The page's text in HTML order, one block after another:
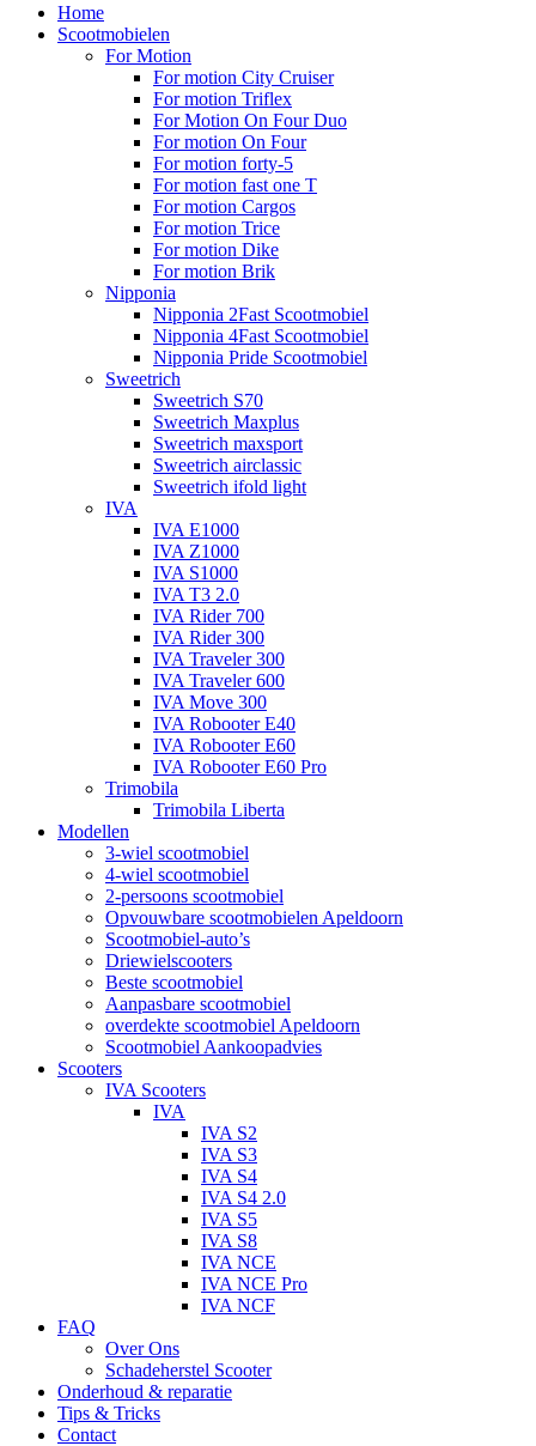
Home
Scootmobielen
For Motion
For motion City Cruiser
For motion Triflex
For Motion On Four Duo
For motion On Four
For motion forty-5
For motion fast one T
For motion Cargos
For motion Trice
For motion Dike
For motion Brik
Nipponia
Nipponia 2Fast Scootmobiel
Nipponia 4Fast Scootmobiel
Nipponia Pride Scootmobiel
Sweetrich
Sweetrich S70
Sweetrich Maxplus
Sweetrich maxsport
Sweetrich airclassic
Sweetrich ifold light
IVA
IVA E1000
IVA Z1000
IVA S1000
IVA T3 2.0
IVA Rider 700
IVA Rider 300
IVA Traveler 300
IVA Traveler 600
IVA Move 300
IVA Robooter E40
IVA Robooter E60
IVA Robooter E60 Pro
Trimobila
Trimobila Liberta
Modellen
3-wiel scootmobiel
4-wiel scootmobiel
2-persoons scootmobiel
Opvouwbare scootmobielen Apeldoorn
Scootmobiel-auto’s
Driewielscooters
Beste scootmobiel
Aanpasbare scootmobiel
overdekte scootmobiel Apeldoorn
Scootmobiel Aankoopadvies
Scooters
IVA Scooters
IVA
IVA S2
IVA S3
IVA S4
IVA S4 2.0
IVA S5
IVA S8
IVA NCE
IVA NCE Pro
IVA NCF
FAQ
Over Ons
Schadeherstel Scooter
Onderhoud & reparatie
Tips & Tricks
Contact